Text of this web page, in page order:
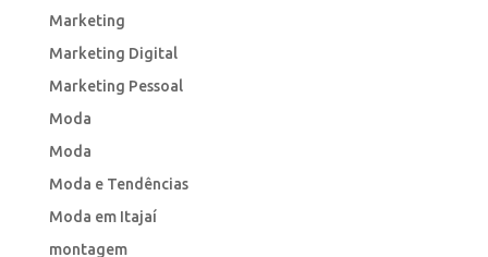
Marketing
Marketing Digital
Marketing Pessoal
Moda
Moda
Moda e Tendências
Moda em Itajaí
montagem